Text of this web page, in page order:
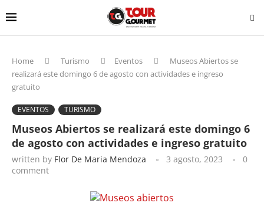
Home Turismo Eventos
Museos Abiertos se
realizará este domingo 6 de agosto con actividades e ingreso
gratuito
EVENTOS TURISMO
Museos Abiertos se realizará este domingo 6
de agosto con actividades e ingreso gratuito
written by Flor De Maria Mendoza 3 agosto, 2023
0
comment